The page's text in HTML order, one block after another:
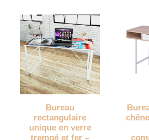
Bureau
rectangulaire
unique en verre
trempé et fer –